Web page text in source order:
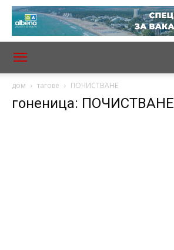
дом тагове ПОЧИСТВАНЕ
гоненица: ПОЧИСТВАНЕ